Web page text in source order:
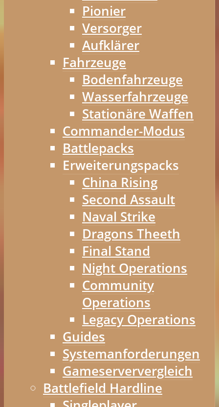
Pionier
Versorger
Aufklärer
Fahrzeuge
Bodenfahrzeuge
Wasserfahrzeuge
Stationäre Waffen
Commander-Modus
Battlepacks
Erweiterungspacks
China Rising
Second Assault
Naval Strike
Dragons Theeth
Final Stand
Night Operations
Community
Operations
Legacy Operations
Guides
Systemanforderungen
Gameserververgleich
Battlefield Hardline